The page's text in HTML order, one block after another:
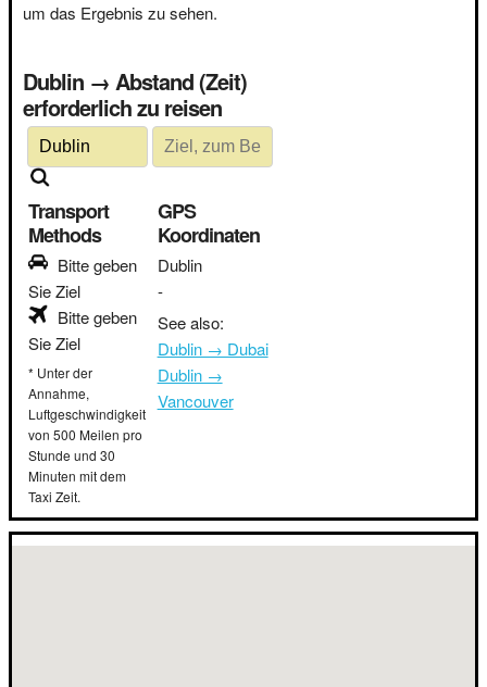
um das Ergebnis zu sehen.
Dublin → Abstand (Zeit)
erforderlich zu reisen
Transport
Methods
Bitte geben
Sie Ziel
Bitte geben
Sie Ziel
* Unter der
Annahme,
Luftgeschwindigkeit
von 500 Meilen pro
Stunde und 30
Minuten mit dem
Taxi Zeit.
GPS
Koordinaten
Dublin
-
See also:
Dublin → Dubai
Dublin →
Vancouver